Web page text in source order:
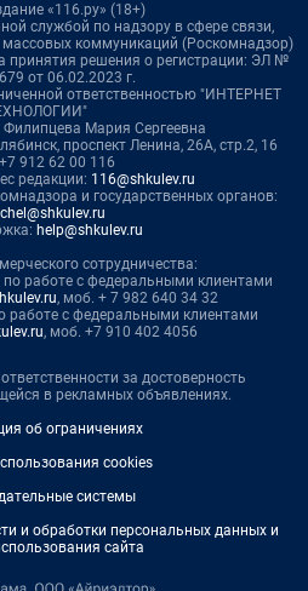
«116.ру» (18+)
службой по надзору в сфере связи,
коммуникаций (Роскомнадзор)
принятия решения о регистрации: ЭЛ №
от 06.02.2023 г.
ответственностью "ИНТЕРНЕТ
Филипцева Мария Сергеевна
проспект Ленина, 26А, стр.2, 16
912 62 00 116
редакции: 116@shkulev.ru
и государственных органов:
help@shkulev.ru
сотрудничества:
работе с федеральными клиентами
, моб. + 7 982 640 34 32
работе с федеральными клиентами
, моб. +7 910 402 4056
за достоверность
в рекламных объявлениях.
об ограничениях
cookies
системы
и обработки персональных данных и
сайта